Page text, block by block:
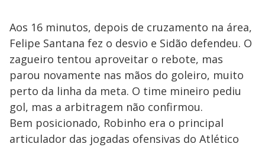
Aos 16 minutos, depois de cruzamento na área,
Felipe Santana fez o desvio e Sidão defendeu. O
zagueiro tentou aproveitar o rebote, mas
parou novamente nas mãos do goleiro, muito
perto da linha da meta. O time mineiro pediu
gol, mas a arbitragem não confirmou.
Bem posicionado, Robinho era o principal
articulador das jogadas ofensivas do Atlético